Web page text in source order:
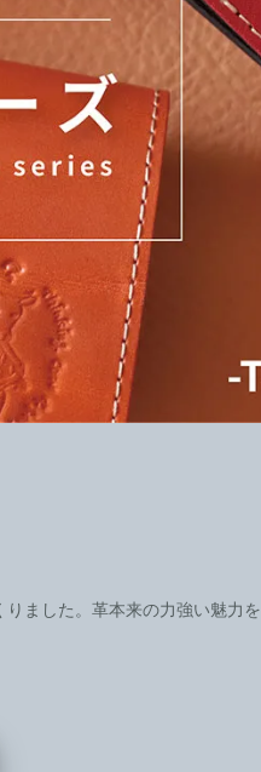
ました。革本来の力強い魅力を